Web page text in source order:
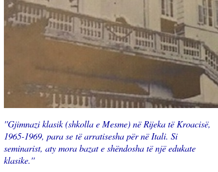
''Gjimnazi klasik (shkolla e Mesme) në Rijeka të Kroacisë,
1965-1969, para se të arratisesha për në Itali. Si
seminarist, aty mora bazat e shëndosha të një edukate
klasike.''